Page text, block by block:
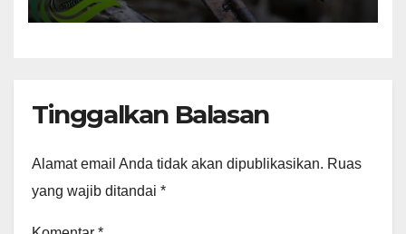
Tinggalkan Balasan
Alamat email Anda tidak akan dipublikasikan. Ruas
yang wajib ditandai *